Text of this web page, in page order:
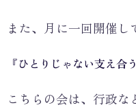
また、月に一回開催し
『ひとりじゃない支え合
こちらの会は、行政